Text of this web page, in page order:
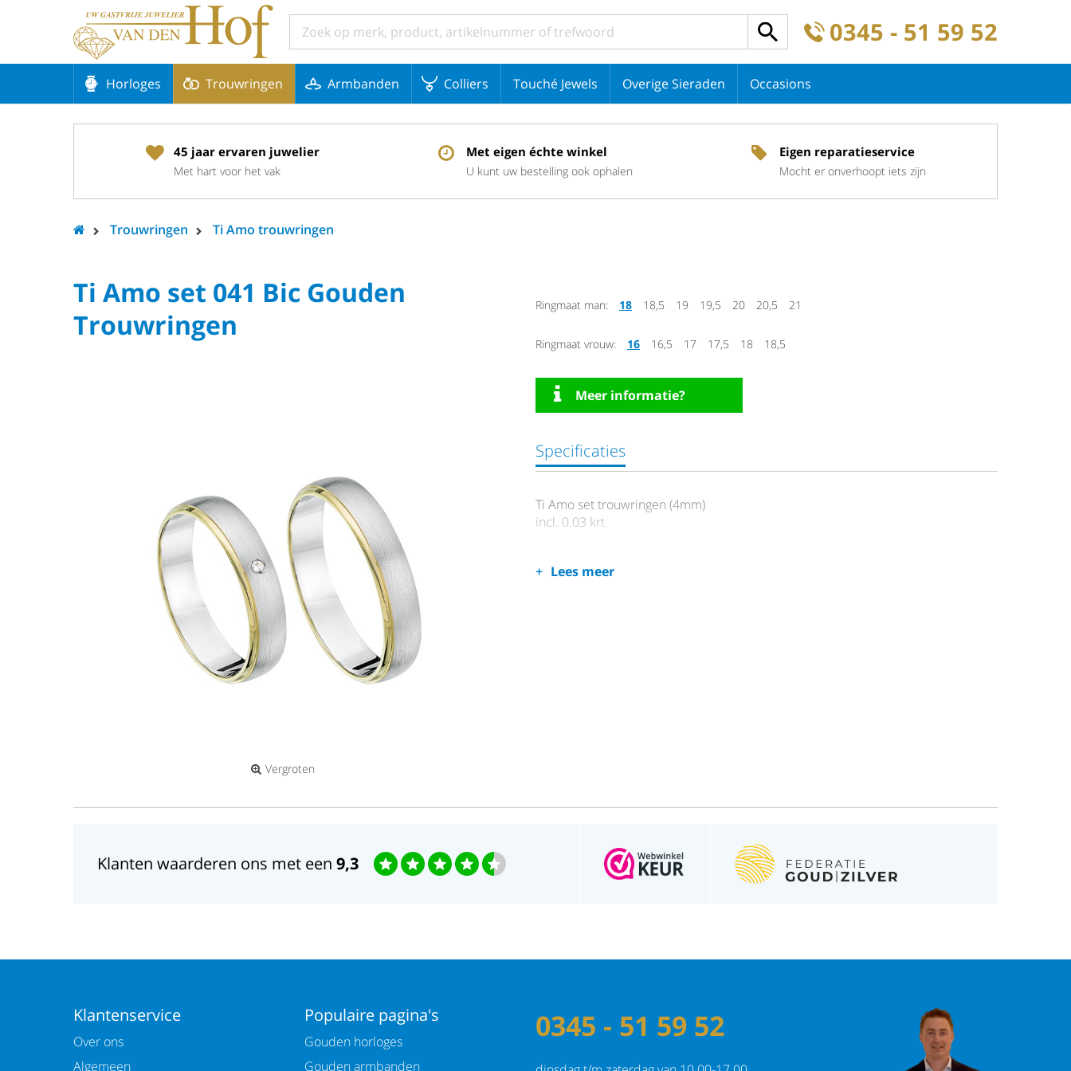
0345 - 51 59 52
Horloges Trouwringen Armbanden Colliers Touché Jewels Overige Sieraden Occasions
45 jaar ervaren juwelier
Met hart voor het vak
Met eigen échte winkel
U kunt uw bestelling ook ophalen
Eigen reparatieservice
Mocht er onverhoopt iets zijn
Trouwringen Ti Amo trouwringen
Ti Amo set 041 Bic Gouden
Trouwringen
Vergroten
Ringmaat man: 18 18,5 19 19,5 20 20,5 21
Ringmaat vrouw: 16 16,5 17 17,5 18 18,5
Meer informatie?
Specificaties
Ti Amo set trouwringen (4mm)
incl. 0.03 krt
Lees meer
Klanten waarderen ons met een 9,3
Klantenservice
Over ons
Algemeen
Populaire pagina's
Gouden horloges
Gouden armbanden
0345 - 51 59 52